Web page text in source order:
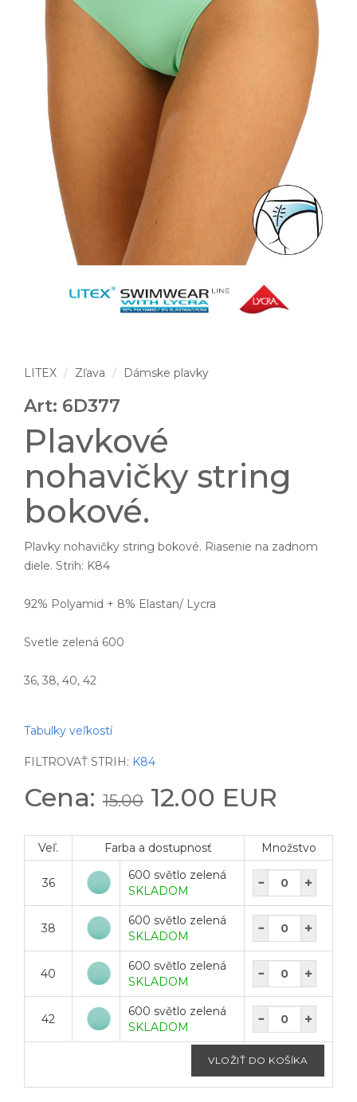
LITEX Zľava Dámske plavky
Art: 6D377
Plavkové
nohavičky string
bokové.
Plavky nohavičky string bokové. Riasenie na zadnom
diele. Strih: K84
92% Polyamid + 8% Elastan/ Lycra
Svetle zelená 600
36, 38, 40, 42
Tabulky veľkostí
FILTROVAŤ STRIH: K84
Cena: 15.00 12.00 EUR
Veľ. Farba a dostupnosť Množstvo
36
600 světlo zelená
SKLADOM
38
600 světlo zelená
SKLADOM
40
600 světlo zelená
SKLADOM
42
600 světlo zelená
SKLADOM